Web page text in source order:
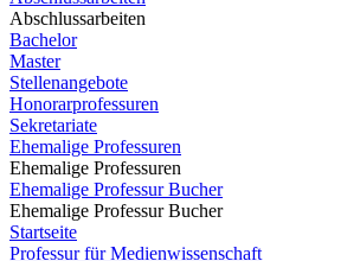
Abschlussarbeiten
Bachelor
Master
Stellenangebote
Honorarprofessuren
Sekretariate
Ehemalige Professuren
Ehemalige Professuren
Ehemalige Professur Bucher
Ehemalige Professur Bucher
Startseite
Professur für Medienwissenschaft